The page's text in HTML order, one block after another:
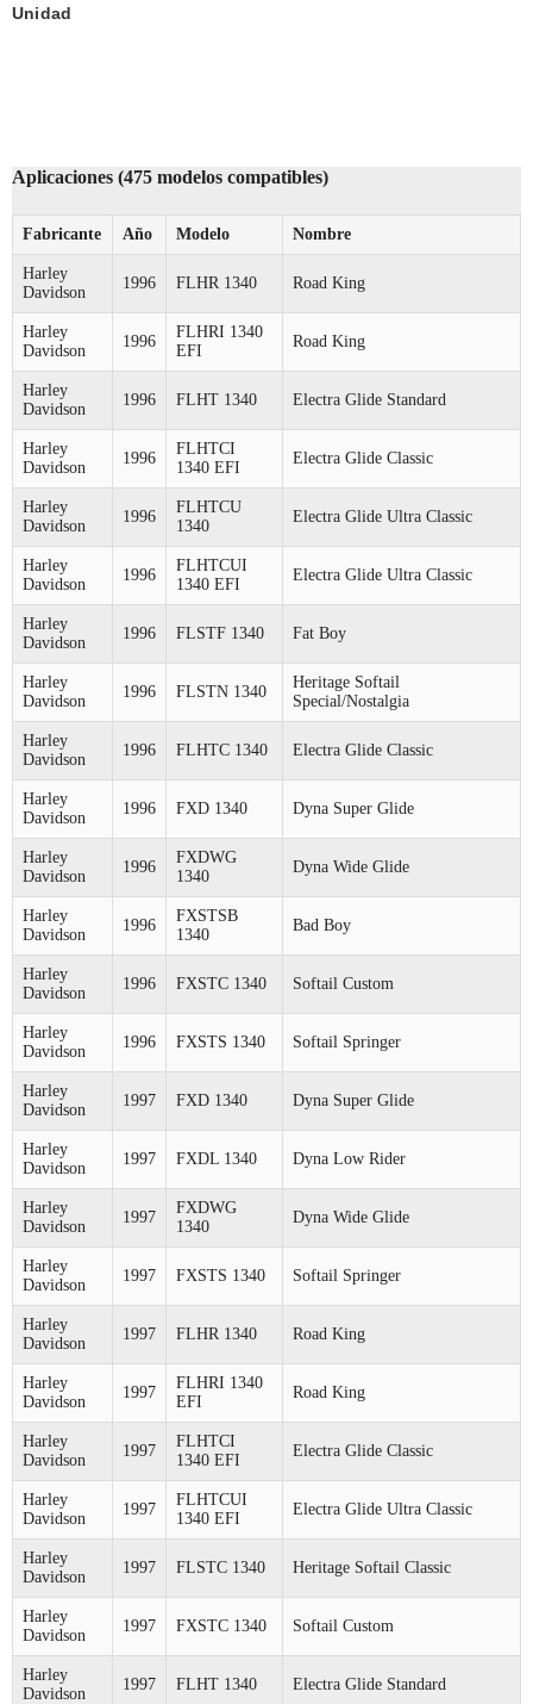
Unidad
Aplicaciones (475 modelos compatibles)
Fabricante Año Modelo Nombre
Harley
Davidson
1996 FLHR 1340 Road King
Harley
Davidson
1996
FLHRI 1340
EFI
Road King
Harley
Davidson
1996 FLHT 1340 Electra Glide Standard
Harley
Davidson
1996
FLHTCI
1340 EFI
Electra Glide Classic
Harley
Davidson
1996
FLHTCU
1340
Electra Glide Ultra Classic
Harley
Davidson
1996
FLHTCUI
1340 EFI
Electra Glide Ultra Classic
Harley
Davidson
1996 FLSTF 1340 Fat Boy
Harley
Davidson
1996 FLSTN 1340
Heritage Softail
Special/Nostalgia
Harley
Davidson
1996 FLHTC 1340 Electra Glide Classic
Harley
Davidson
1996 FXD 1340 Dyna Super Glide
Harley
Davidson
1996
FXDWG
1340
Dyna Wide Glide
Harley
Davidson
1996
FXSTSB
1340
Bad Boy
Harley
Davidson
1996 FXSTC 1340 Softail Custom
Harley
Davidson
1996 FXSTS 1340 Softail Springer
Harley
Davidson
1997 FXD 1340 Dyna Super Glide
Harley
Davidson
1997 FXDL 1340 Dyna Low Rider
Harley
Davidson
1997
FXDWG
1340
Dyna Wide Glide
Harley
Davidson
1997 FXSTS 1340 Softail Springer
Harley
Davidson
1997 FLHR 1340 Road King
Harley
Davidson
1997
FLHRI 1340
EFI
Road King
Harley
Davidson
1997
FLHTCI
1340 EFI
Electra Glide Classic
Harley
Davidson
1997
FLHTCUI
1340 EFI
Electra Glide Ultra Classic
Harley
Davidson
1997 FLSTC 1340 Heritage Softail Classic
Harley
Davidson
1997 FXSTC 1340 Softail Custom
Harley
Davidson
1997 FLHT 1340 Electra Glide Standard